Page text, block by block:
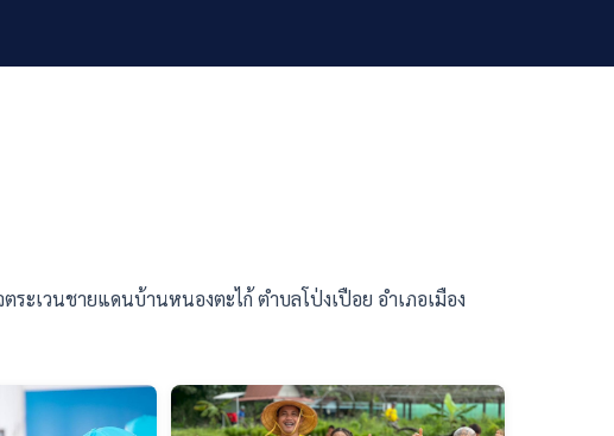
ระเวนชายแดนบ้านหนองตะไก้ ตำบลโป่งเปือย อำเภอเมือง